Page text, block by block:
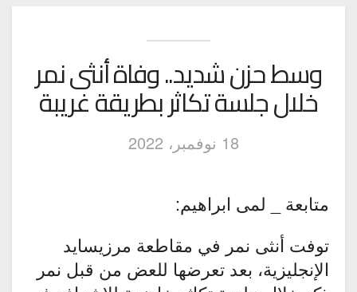
وسط حزن شديد.. وفاة أنثى نمر
خلال جلسة تكاثر بطريقة غريبة
18 نوفمبر، 2022
متابعة _ لمى ابراهيم:
توفت أنثى نمر في مقاطعة مرزيسايد
الإنجليزية، بعد تعرضها للعض من قبل نمر